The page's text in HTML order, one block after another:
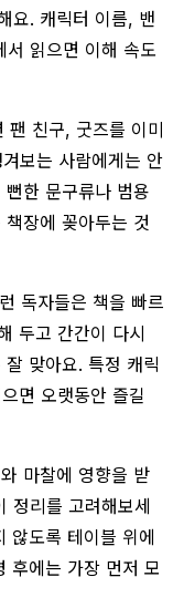
요. 캐릭터 이름, 밴
읽으면 이해 속도
팬 친구, 굿즈를 이미
보는 사람에게는 안
한 문구류나 범용
장에 꽂아두는 것
독자들은 책을 빠르
두고 간간이 다시
맞아요. 특정 캐릭
면 오랫동안 즐길
마찰에 영향을 받
정리를 고려해보세
않도록 테이블 위에
후에는 가장 먼저 모